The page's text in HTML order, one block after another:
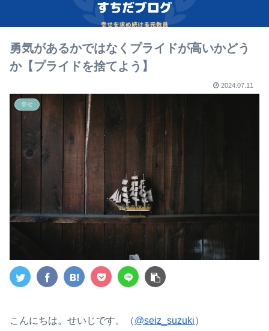
勇気があるかではなくプライドが高いかどう
か【プライドを捨てよう】
2024.07.11
幸せ
こんにちは。せいじです。（@seiz_suzuki）